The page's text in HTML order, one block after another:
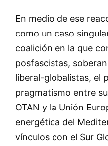
En medio de ese
como un caso
coalición en la que
posfascistas,
liberal-globalistas, el
pragmatismo entre
OTAN y la Unión
energética del
vínculos con el Sur